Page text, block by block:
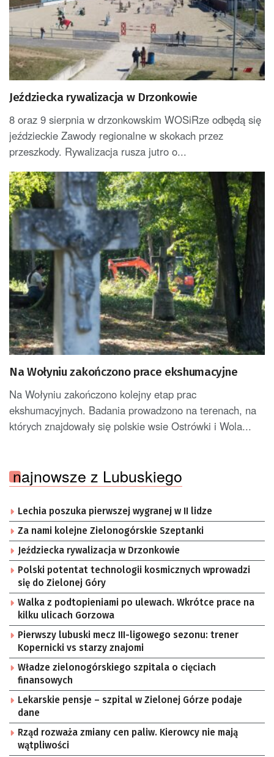
Jeździecka rywalizacja w Drzonkowie
8 oraz 9 sierpnia w drzonkowskim WOSiRze odbędą się
jeździeckie Zawody regionalne w skokach przez
przeszkody. Rywalizacja rusza jutro o...
Na Wołyniu zakończono prace ekshumacyjne
Na Wołyniu zakończono kolejny etap prac
ekshumacyjnych. Badania prowadzono na terenach, na
których znajdowały się polskie wsie Ostrówki i Wola...
najnowsze z Lubuskiego
Lechia poszuka pierwszej wygranej w II lidze
Za nami kolejne Zielonogórskie Szeptanki
Jeździecka rywalizacja w Drzonkowie
Polski potentat technologii kosmicznych wprowadzi
się do Zielonej Góry
Walka z podtopieniami po ulewach. Wkrótce prace na
kilku ulicach Gorzowa
Pierwszy lubuski mecz III-ligowego sezonu: trener
Kopernicki vs starzy znajomi
Władze zielonogórskiego szpitala o cięciach
finansowych
Lekarskie pensje – szpital w Zielonej Górze podaje
dane
Rząd rozważa zmiany cen paliw. Kierowcy nie mają
wątpliwości